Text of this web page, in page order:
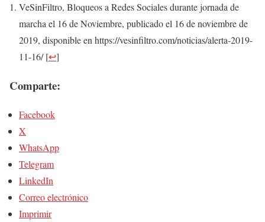
VeSinFiltro, Bloqueos a Redes Sociales durante jornada de
marcha el 16 de Noviembre, publicado el 16 de noviembre de
2019, disponible en https://vesinfiltro.com/noticias/alerta-2019-
11-16/[↩]
Comparte:
Facebook
X
WhatsApp
Telegram
LinkedIn
Correo electrónico
Imprimir